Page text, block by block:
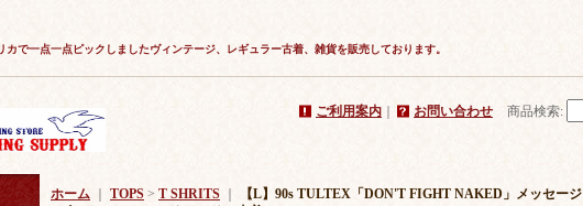
カで一点一点ピックしましたヴィンテージ、レギュラー古着、雑貨を販売しております。
ご利用案内 お問い合わせ 商品検索:
ホーム TOPS > T SHRITS
【L】90s TULTEX「DON'T FIGHT NAKED」メッセー